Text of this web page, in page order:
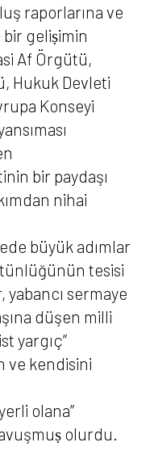
raporlarına ve
bir geliṣimin
Af Örgütü,
Hukuk Devleti
Konseyi
bir paydaşı
nihai
büyük adımlar
tesisi
yabancı sermaye
düşen milli
yargıç”
ve kendisini
olana”
olurdu.